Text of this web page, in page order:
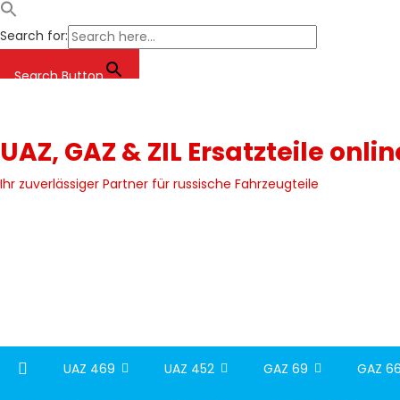
Search for:
Search Button
UAZ, GAZ & ZIL Ersatzteile
Ihr zuverlässiger Partner für russische Fahrzeugteile
UAZ 469 UAZ 452 GAZ 69 GAZ